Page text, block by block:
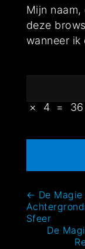
Mijn
deze
wanneer ik
× 4 = 36
← De
Sfeer
De